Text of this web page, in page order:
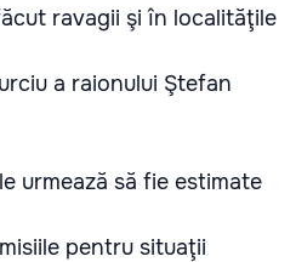
ravagii şi în localităţile
a raionului Ştefan
urmează să fie estimate
pentru situaţii